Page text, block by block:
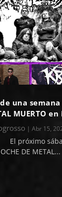
una
MUERTO
|Abr 15,
El próximo
DE METAL...